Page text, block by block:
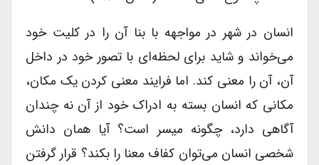
انسان در شهر در مواجهه با بنا آن را در کلیت خود
می‌خواند و شاید برای لحظه‌ای با تصور خود در داخل
آن، آن را معنی کند. اما فرایند معنی کردن یک مکان،
مکانی که انسان بسته به ادراک خود از آن نه چندان
آگاهی دارد، چگونه میسر است؟ آیا همان دانش
شخصی انسان می‌توان کفاف معنا را بکند؟ قرار گرفتن